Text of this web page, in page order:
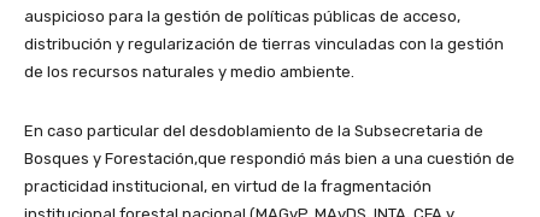
auspicioso para la gestión de políticas públicas de acceso,
distribución y regularización de tierras vinculadas con la gestión
de los recursos naturales y medio ambiente.
En caso particular del desdoblamiento de la Subsecretaria de
Bosques y Forestación,que respondió más bien a una cuestión de
practicidad institucional, en virtud de la fragmentación